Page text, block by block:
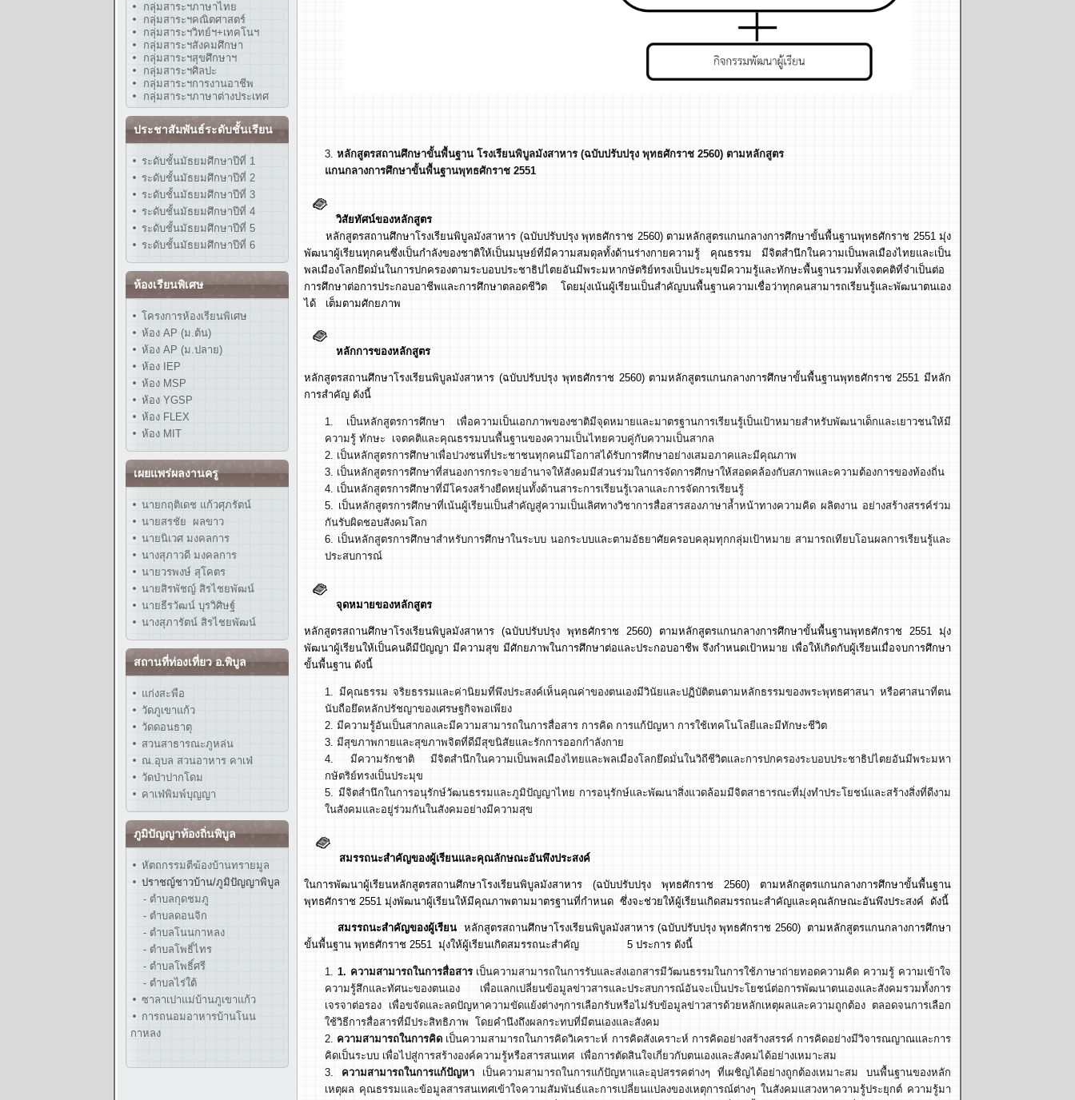
กลุ่มสาระฯภาษาไทย
กลุ่มสาระฯคณิตศาสตร์
กลุ่มสาระฯวิทย์ฯ+เทคโนฯ
กลุ่มสาระฯสังคมศึกษา
กลุ่มสาระฯสุขศึกษาฯ
กลุ่มสาระฯศิลปะ
กลุ่มสาระฯการงานอาชีพ
กลุ่มสาระฯภาษาต่างประเทศ
ประชาสัมพันธ์ระดับชั้นเรียน
ระดับชั้นมัธยมศึกษาปีที่ 1
ระดับชั้นมัธยมศึกษาปีที่ 2
ระดับชั้นมัธยมศึกษาปีที่ 3
ระดับชั้นมัธยมศึกษาปีที่ 4
ระดับชั้นมัธยมศึกษาปีที่ 5
ระดับชั้นมัธยมศึกษาปีที่ 6
ห้องเรียนพิเศษ
โครงการห้องเรียนพิเศษ
ห้อง AP (ม.ต้น)
ห้อง AP (ม.ปลาย)
ห้อง IEP
ห้อง MSP
ห้อง YGSP
ห้อง FLEX
ห้อง MIT
เผยแพร่ผลงานครู
นายกฤติเดช แก้วศุภรัตน์
นายสรชัย ผลขาว
นายนิเวศ มงคลการ
นางสุภาวดี มงคลการ
นายวรพงษ์ สุโคตร
นายสิรพัชญ์ สิรไชยพัฒน์
นายธีรวัฒน์ บุรวิศิษฐ์
นางสุภารัตน์ สิรไชยพัฒน์
สถานที่ท่องเที่ยว อ.พิบูล
แก่งสะพือ
วัดภูเขาแก้ว
วัดดอนธาตุ
สวนสาธารณะภูหล่น
ณ.อุบล สวนอาหาร คาเฟ่
วัดป่าปากโดม
คาเฟ่พิมพ์บุญญา
ภูมิปัญญาท้องถิ่นพิบูล
หัตถกรรมตีฆ้องบ้านทรายมูล
ปราชญ์ชาวบ้าน/ภูมิปัญญาพิบูล
- ตำบลกุดชมภู
- ตำบลดอนจิก
- ตำบลโนนกาหลง
- ตำบลโพธิ์ไทร
- ตำบลโพธิ์ศรี
- ตำบลไร่ใต้
ซาลาเปาแม่บ้านภูเขาแก้ว
การถนอมอาหารบ้านโนน
กาหลง
หลักสูตรสถานศึกษาขั้นพื้นฐาน โรงเรียนพิบูลมังสาหาร (ฉบับปรับปรุง พุทธศักราช 2560) ตามหลักสูตร
แกนกลางการศึกษาขั้นพื้นฐานพุทธศักราช 2551
วิสัยทัศน์ของหลักสูตร
หลักสูตรสถานศึกษาโรงเรียนพิบูลมังสาหาร (ฉบับปรับปรุง พุทธศักราช 2560) ตามหลักสูตรแกนกลางการศึกษาขั้นพื้นฐานพุทธศักราช 2551 มุ่ง
พัฒนาผู้เรียนทุกคนซึ่งเป็นกำลังของชาติให้เป็นมนุษย์ที่มีความสมดุลทั้งด้านร่างกายความรู้ คุณธรรม มีจิตสำนึกในความเป็นพลเมืองไทยและเป็น
พลเมืองโลกยึดมั่นในการปกครองตามระบอบประชาธิปไตยอันมีพระมหากษัตริย์ทรงเป็นประมุขมีความรู้และทักษะพื้นฐานรวมทั้งเจตคติที่จำเป็นต่อ
การศึกษาต่อการประกอบอาชีพและการศึกษาตลอดชีวิต โดยมุ่งเน้นผู้เรียนเป็นสำคัญบนพื้นฐานความเชื่อว่าทุกคนสามารถเรียนรู้และพัฒนาตนเอง
ได้ เต็มตามศักยภาพ
หลักการของหลักสูตร
หลักสูตรสถานศึกษาโรงเรียนพิบูลมังสาหาร (ฉบับปรับปรุง พุทธศักราช 2560) ตามหลักสูตรแกนกลางการศึกษาขั้นพื้นฐานพุทธศักราช 2551 มีหลัก
การสำคัญ ดังนี้
เป็นหลักสูตรการศึกษา เพื่อความเป็นเอกภาพของชาติมีจุดหมายและมาตรฐานการเรียนรู้เป็นเป้าหมายสำหรับพัฒนาเด็กและเยาวชนให้มี
ความรู้ ทักษะ เจตคติและคุณธรรมบนพื้นฐานของความเป็นไทยควบคู่กับความเป็นสากล
เป็นหลักสูตรการศึกษาเพื่อปวงชนที่ประชาชนทุกคนมีโอกาสได้รับการศึกษาอย่างเสมอภาคและมีคุณภาพ
เป็นหลักสูตรการศึกษาที่สนองการกระจายอำนาจให้สังคมมีส่วนร่วมในการจัดการศึกษาให้สอดคล้องกับสภาพและความต้องการของท้องถิ่น
เป็นหลักสูตรการศึกษาที่มีโครงสร้างยืดหยุ่นทั้งด้านสาระการเรียนรู้เวลาและการจัดการเรียนรู้
เป็นหลักสูตรการศึกษาที่เน้นผู้เรียนเป็นสำคัญสู่ความเป็นเลิศทางวิชาการสื่อสารสองภาษาล้ำหน้าทางความคิด ผลิตงาน อย่างสร้างสรรค์ร่วม
กันรับผิดชอบสังคมโลก
เป็นหลักสูตรการศึกษาสำหรับการศึกษาในระบบ นอกระบบและตามอัธยาศัยครอบคลุมทุกกลุ่มเป้าหมาย สามารถเทียบโอนผลการเรียนรู้และ
ประสบการณ์
จุดหมายของหลักสูตร
หลักสูตรสถานศึกษาโรงเรียนพิบูลมังสาหาร (ฉบับปรับปรุง พุทธศักราช 2560) ตามหลักสูตรแกนกลางการศึกษาขั้นพื้นฐานพุทธศักราช 2551 มุ่ง
พัฒนาผู้เรียนให้เป็นคนดีมีปัญญา มีความสุข มีศักยภาพในการศึกษาต่อและประกอบอาชีพ จึงกำหนดเป้าหมาย เพื่อให้เกิดกับผู้เรียนเมื่อจบการศึกษา
ขั้นพื้นฐาน ดังนี้
มีคุณธรรม จริยธรรมและค่านิยมที่พึงประสงค์เห็นคุณค่าของตนเองมีวินัยและปฏิบัติตนตามหลักธรรมของพระพุทธศาสนา หรือศาสนาที่ตน
นับถือยึดหลักปรัชญาของเศรษฐกิจพอเพียง
มีความรู้อันเป็นสากลและมีความสามารถในการสื่อสาร การคิด การแก้ปัญหา การใช้เทคโนโลยีและมีทักษะชีวิต
มีสุขภาพกายและสุขภาพจิตที่ดีมีสุขนิสัยและรักการออกกำลังกาย
มีความรักชาติ มีจิตสำนึกในความเป็นพลเมืองไทยและพลเมืองโลกยึดมั่นในวิถีชีวิตและการปกครองระบอบประชาธิปไตยอันมีพระมหา
กษัตริย์ทรงเป็นประมุข
มีจิตสำนึกในการอนุรักษ์วัฒนธรรมและภูมิปัญญาไทย การอนุรักษ์และพัฒนาสิ่งแวดล้อมมีจิตสาธารณะที่มุ่งทำประโยชน์และสร้างสิ่งที่ดีงาม
ในสังคมและอยู่ร่วมกันในสังคมอย่างมีความสุข
สมรรถนะสำคัญของผู้เรียนและคุณลักษณะอันพึงประสงค์
ในการพัฒนาผู้เรียนหลักสูตรสถานศึกษาโรงเรียนพิบูลมังสาหาร (ฉบับปรับปรุง พุทธศักราช 2560) ตามหลักสูตรแกนกลางการศึกษาขั้นพื้นฐาน
พุทธศักราช 2551 มุ่งพัฒนาผู้เรียนให้มีคุณภาพตามมาตรฐานที่กำหนด ซึ่งจะช่วยให้ผู้เรียนเกิดสมรรถนะสำคัญและคุณลักษณะอันพึงประสงค์ ดังนี้
สมรรถนะสำคัญของผู้เรียน หลักสูตรสถานศึกษาโรงเรียนพิบูลมังสาหาร (ฉบับปรับปรุง พุทธศักราช 2560)
ตามหลักสูตรแกนกลางการศึกษา
ขั้นพื้นฐาน พุทธศักราช 2551 มุ่งให้ผู้เรียนเกิดสมรรถนะสำคัญ 5 ประการ ดังนี้
1. ความสามารถในการสื่อสาร เป็นความสามารถในการรับและส่งเอกสารมีวัฒนธรรมในการใช้ภาษาถ่ายทอดความคิด ความรู้ ความเข้าใจ
ความรู้สึกและทัศนะของตนเอง เพื่อแลกเปลี่ยนข้อมูลข่าวสารและประสบการณ์อันจะเป็นประโยชน์ต่อการพัฒนาตนเองและสังคมรวมทั้งการ
เจรจาต่อรอง เพื่อขจัดและลดปัญหาความขัดแย้งต่างๆการเลือกรับหรือไม่รับข้อมูลข่าวสารด้วยหลักเหตุผลและความถูกต้อง ตลอดจนการเลือก
ใช้วิธีการสื่อสารที่มีประสิทธิภาพ โดยคำนึงถึงผลกระทบที่มีตนเองและสังคม
ความสามารถในการคิด เป็นความสามารถในการคิดวิเคราะห์ การคิดสังเคราะห์ การคิดอย่างสร้างสรรค์ การคิดอย่างมีวิจารณญาณและการ
คิดเป็นระบบ เพื่อไปสู่การสร้างองค์ความรู้หรือสารสนเทศ เพื่อการตัดสินใจเกี่ยวกับตนเองและสังคมได้อย่างเหมาะสม
ความสามารถในการแก้ปัญหา เป็นความสามารถในการแก้ปัญหาและอุปสรรคต่างๆ ที่เผชิญได้อย่างถูกต้องเหมาะสม บนพื้นฐานของหลัก
เหตุผล คุณธรรมและข้อมูลสารสนเทศเข้าใจความสัมพันธ์และการเปลี่ยนแปลงของเหตุการณ์ต่างๆ ในสังคมแสวงหาความรู้ประยุกต์ ความรู้มา